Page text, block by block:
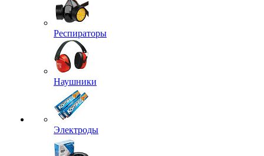
Респираторы
Наушники
Электроды